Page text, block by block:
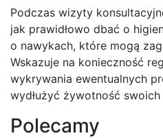
Podczas wizyty
jak prawidłowo dbać o
o nawykach, które mogą
Wskazuje na konieczność
wykrywania ewentualnych
wydłużyć żywotność
Polecamy